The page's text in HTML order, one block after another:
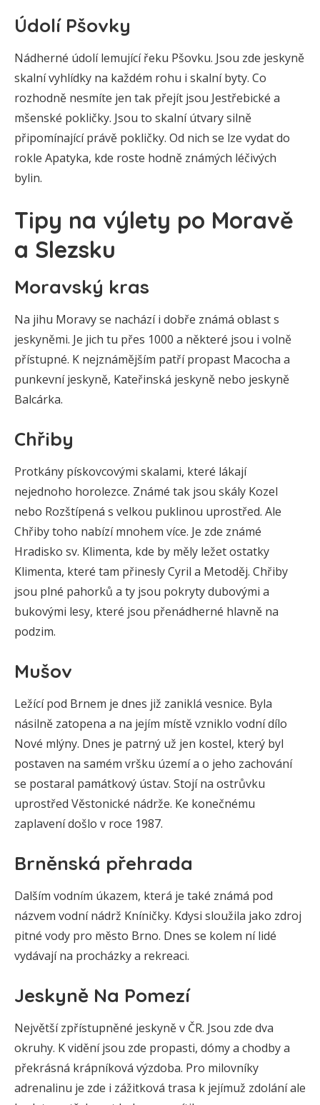
Údolí Pšovky
Nádherné údolí lemující řeku Pšovku. Jsou zde jeskyně
skalní vyhlídky na každém rohu i skalní byty. Co
rozhodně nesmíte jen tak přejít jsou Jestřebické a
mšenské pokličky. Jsou to skalní útvary silně
připomínající právě pokličky. Od nich se lze vydat do
rokle Apatyka, kde roste hodně známých léčivých
bylin.
Tipy na výlety po Moravě
a Slezsku
Moravský kras
Na jihu Moravy se nachází i dobře známá oblast s
jeskyněmi. Je jich tu přes 1000 a některé jsou i volně
přístupné. K nejznámějším patří propast Macocha a
punkevní jeskyně, Kateřinská jeskyně nebo jeskyně
Balcárka.
Chřiby
Protkány pískovcovými skalami, které lákají
nejednoho horolezce. Známé tak jsou skály Kozel
nebo Rozštípená s velkou puklinou uprostřed. Ale
Chřiby toho nabízí mnohem více. Je zde známé
Hradisko sv. Klimenta, kde by měly ležet ostatky
Klimenta, které tam přinesly Cyril a Metoděj. Chřiby
jsou plné pahorků a ty jsou pokryty dubovými a
bukovými lesy, které jsou přenádherné hlavně na
podzim.
Mušov
Ležící pod Brnem je dnes již zaniklá vesnice. Byla
násilně zatopena a na jejím místě vzniklo vodní dílo
Nové mlýny. Dnes je patrný už jen kostel, který byl
postaven na samém vršku území a o jeho zachování
se postaral památkový ústav. Stojí na ostrůvku
uprostřed Věstonické nádrže. Ke konečnému
zaplavení došlo v roce 1987.
Brněnská přehrada
Dalším vodním úkazem, která je také známá pod
názvem vodní nádrž Kníničky. Kdysi sloužila jako zdroj
pitné vody pro město Brno. Dnes se kolem ní lidé
vydávají na procházky a rekreaci.
Jeskyně Na Pomezí
Největší zpřístupněné jeskyně v ČR. Jsou zde dva
okruhy. K vidění jsou zde propasti, dómy a chodby a
překrásná krápníková výzdoba. Pro milovníky
adrenalinu je zde i zážitková trasa k jejímuž zdolání ale